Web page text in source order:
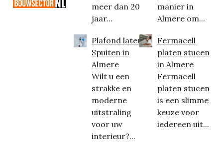
meer dan 20
jaar...
Plafond laten
Spuiten in
Almere
Wilt u een
strakke en
moderne
uitstraling
voor uw
interieur?...
manier in
Almere om...
Fermacell
platen stucen
in Almere
Fermacell
platen stucen
is een slimme
keuze voor
iedereen uit...